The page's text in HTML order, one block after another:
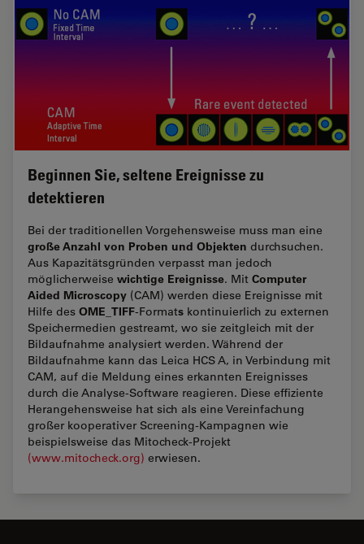
Beginnen Sie, seltene Ereignisse zu
detektieren
Bei der traditionellen Vorgehensweise muss man eine
große Anzahl von Proben und Objekten durchsuchen.
Aus Kapazitätsgründen verpasst man jedoch
möglicherweise wichtige Ereignisse. Mit Computer
Aided Microscopy (CAM) werden diese Ereignisse mit
Hilfe des OME_TIFF-Formats kontinuierlich zu externen
Speichermedien gestreamt, wo sie zeitgleich mit der
Bildaufnahme analysiert werden. Während der
Bildaufnahme kann das Leica HCS A, in Verbindung mit
CAM, auf die Meldung eines erkannten Ereignisses
durch die Analyse-Software reagieren. Diese effiziente
Herangehensweise hat sich als eine Vereinfachung
großer kooperativer Screening-Kampagnen wie
beispielsweise das Mitocheck-Projekt
(www.mitocheck.org) erwiesen.